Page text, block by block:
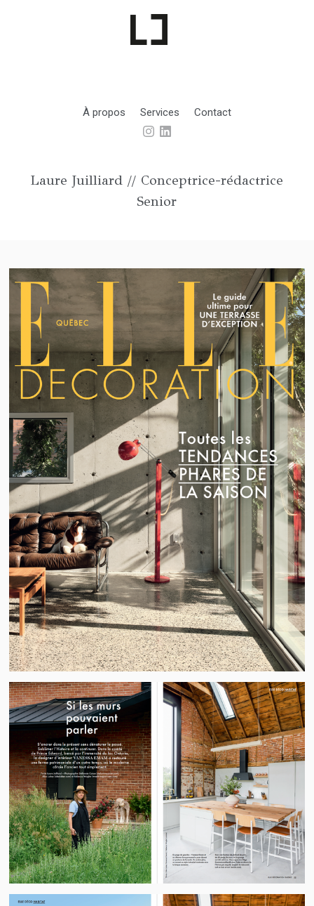
À propos Services Contact
Laure Juilliard // Conceptrice-rédactrice
Senior